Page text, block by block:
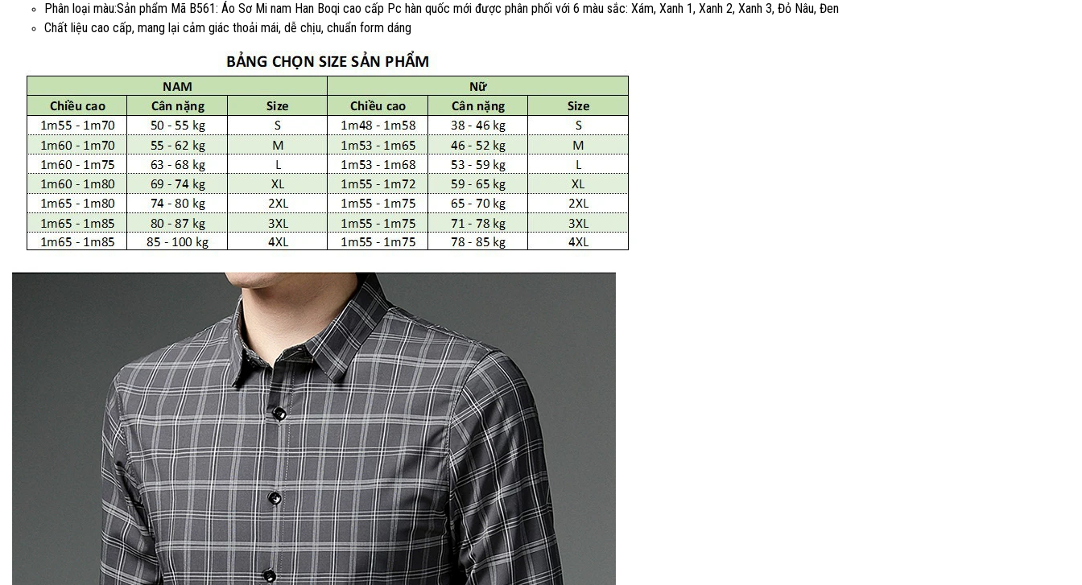
Phân loại màu:Sản phẩm Mã B561: Áo Sơ Mi nam Han Boqi cao cấp Pc hàn quốc mới được phân phối với 6 màu sắc: Xám, Xanh 1, Xanh 2, Xanh 3, Đỏ Nâu, Đen
Chất liệu cao cấp, mang lại cảm giác thoải mái, dễ chịu, chuẩn form dáng